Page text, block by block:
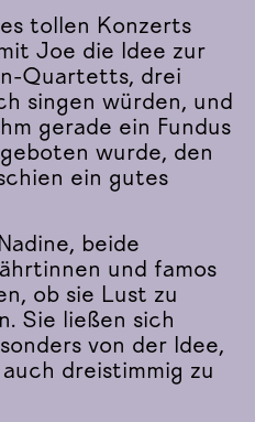
tollen Konzerts
Joe die Idee zur
Quartetts, drei
singen würden, und
gerade ein Fundus
wurde, den
ein gutes
beide
und famos
ob sie Lust zu
Sie ließen sich
von der Idee,
dreistimmig zu